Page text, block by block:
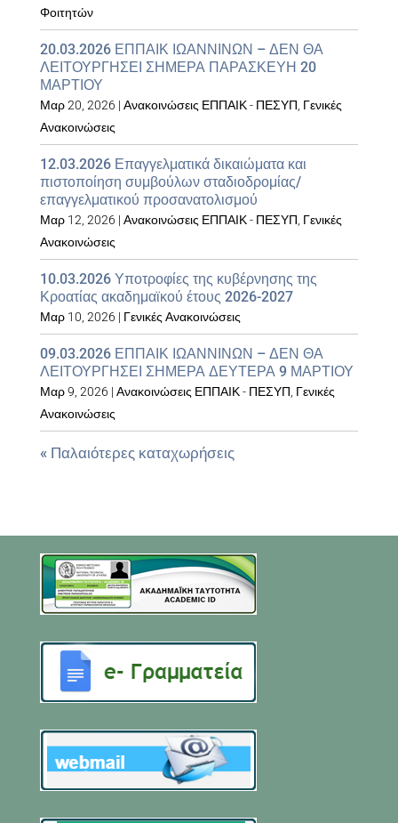
Φοιτητών
20.03.2026 ΕΠΠΑΙΚ ΙΩΑΝΝΙΝΩΝ – ΔΕΝ ΘΑ
ΛΕΙΤΟΥΡΓΗΣΕΙ ΣΗΜΕΡΑ ΠΑΡΑΣΚΕΥΗ 20
ΜΑΡΤΙΟΥ
Μαρ 20, 2026 | Ανακοινώσεις ΕΠΠΑΙΚ - ΠΕΣΥΠ Γενικές
Ανακοινώσεις
12.03.2026 Επαγγελματικά δικαιώματα και
πιστοποίηση συμβούλων σταδιοδρομίας/
επαγγελματικού προσανατολισμού
Μαρ 12, 2026 | Ανακοινώσεις ΕΠΠΑΙΚ - ΠΕΣΥΠ Γενικές
Ανακοινώσεις
10.03.2026 Υποτροφίες της κυβέρνησης της
Κροατίας ακαδημαϊκού έτους 2026-2027
Μαρ 10, 2026 | Γενικές Ανακοινώσεις
09.03.2026 ΕΠΠΑΙΚ ΙΩΑΝΝΙΝΩΝ – ΔΕΝ ΘΑ
ΛΕΙΤΟΥΡΓΗΣΕΙ ΣΗΜΕΡΑ ΔΕΥΤΕΡΑ 9 ΜΑΡΤΙΟΥ
Μαρ 9, 2026 | Ανακοινώσεις ΕΠΠΑΙΚ - ΠΕΣΥΠ Γενικές
Ανακοινώσεις
« Παλαιότερες καταχωρήσεις